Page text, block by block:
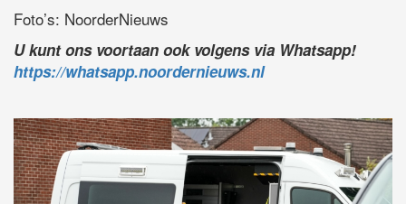
Foto’s: NoorderNieuws
U kunt ons voortaan ook volgens via Whatsapp!
https://whatsapp.noordernieuws.nl